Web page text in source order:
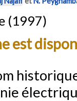
(1997)
est